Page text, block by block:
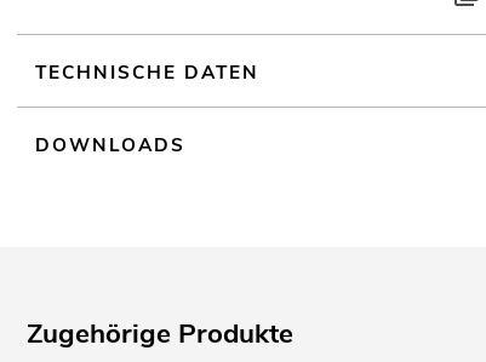
TECHNISCHE DATEN
DOWNLOADS
Zugehörige Produkte